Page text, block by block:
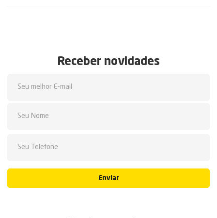
Receber novidades
Enviar